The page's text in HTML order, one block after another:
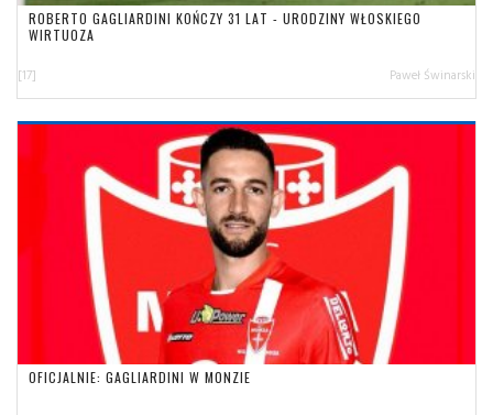
ROBERTO GAGLIARDINI KOŃCZY 31 LAT - URODZINY WŁOSKIEGO
WIRTUOZA
[17] Paweł Świnarski
OFICJALNIE: GAGLIARDINI W MONZIE